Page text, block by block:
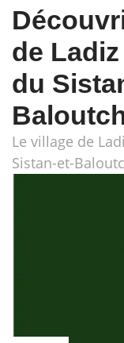
de
du
Le village de
Sistan-et-